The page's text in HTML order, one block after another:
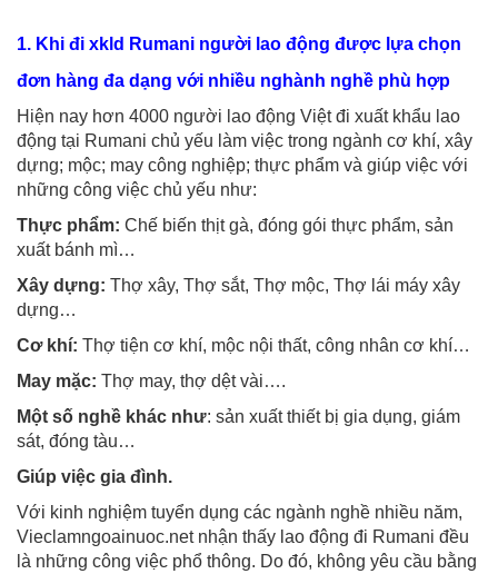
1. Khi đi xkld Rumani người lao động được lựa chọn
đơn hàng đa dạng với nhiều nghành nghề phù hợp
Hiện nay hơn 4000 người lao động Việt đi xuất khẩu lao
động tại Rumani chủ yếu làm việc trong ngành cơ khí, xây
dựng; mộc; may công nghiệp; thực phẩm và giúp việc với
những công việc chủ yếu như:
Thực phẩm: Chế biến thịt gà, đóng gói thực phẩm, sản
xuất bánh mì…
Xây dựng: Thợ xây, Thợ sắt, Thợ mộc, Thợ lái máy xây
dựng…
Cơ khí: Thợ tiện cơ khí, mộc nội thất, công nhân cơ khí…
May mặc: Thợ may, thợ dệt vài….
Một số nghề khác như: sản xuất thiết bị gia dụng, giám
sát, đóng tàu…
Giúp việc gia đình.
Với kinh nghiệm tuyển dụng các ngành nghề nhiều năm,
Vieclamngoainuoc.net nhận thấy lao động đi Rumani đều
là những công việc phổ thông. Do đó, không yêu cầu bằng